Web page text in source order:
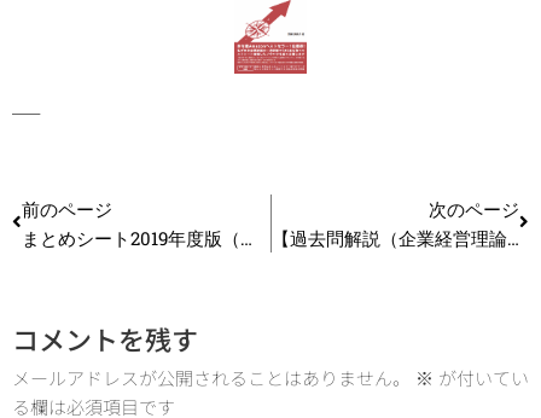
—–
前のページ
まとめシート2019年度版（前編）発売開始しました！
次のページ
【過去問解説（企業経営理論）】Ｈ28第1問 ドメイン
コメントを残す
メールアドレスが公開されることはありません。 ※ が付いてい
る欄は必須項目です